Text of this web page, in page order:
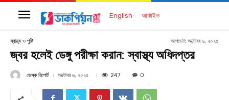
English আর্কাইভ
স্বাস্থ্য ও পুষ্টি আপডেট: অক্টোবর ৬, ২০২৫
জ্বর হলেই ডেঙ্গু পরীক্ষা করান: স্বাস্থ্য অধিদপ্তর
ডেস্ক রিপোর্ট অক্টোবর ৬, ২০২৫ 247 0